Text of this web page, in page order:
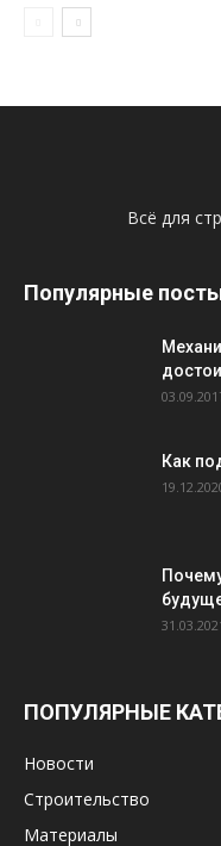
Всё для
Популярные
Как
ПОПУЛЯРНЫЕ
Новости
Строительство
Материалы